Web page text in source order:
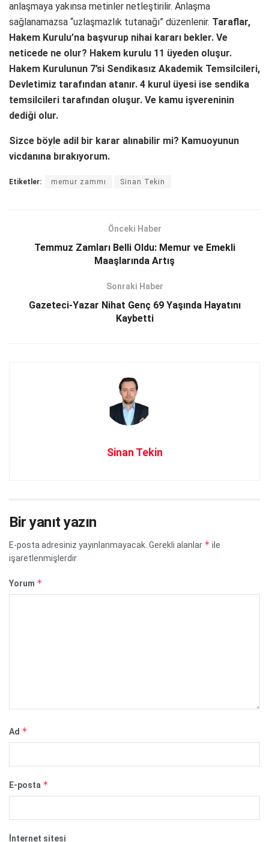
anlaşmaya yakınsa metinler netleştirilir. Anlaşma
sağlanamazsa “uzlaşmazlık tutanağı” düzenlenir. Taraflar,
Hakem Kurulu’na başvurup nihai kararı bekler. Ve
neticede ne olur? Hakem kurulu 11 üyeden oluşur.
Hakem Kurulunun 7’si Sendikasız Akademik Temsilcileri,
Devletimiz tarafından atanır. 4 kurul üyesi ise sendika
temsilcileri tarafından oluşur. Ve kamu işvereninin
dediği olur.
Sizce böyle adil bir karar alınabilir mi? Kamuoyunun
vicdanına bırakıyorum.
Etiketler: memur zammı Sinan Tekin
Önceki Haber
Temmuz Zamları Belli Oldu: Memur ve Emekli
Maaşlarında Artış
Sonraki Haber
Gazeteci-Yazar Nihat Genç 69 Yaşında Hayatını
Kaybetti
Sinan Tekin
Bir yanıt yazın
E-posta adresiniz yayınlanmayacak. Gerekli alanlar * ile
işaretlenmişlerdir
Yorum *
Ad *
E-posta *
İnternet sitesi